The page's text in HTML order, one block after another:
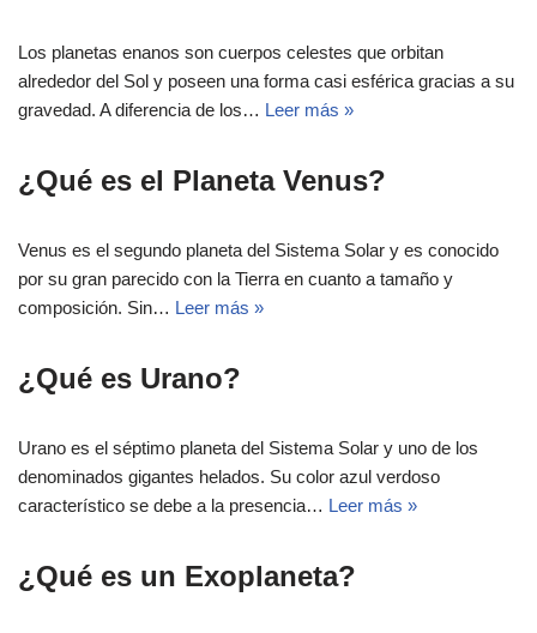
Los planetas enanos son cuerpos celestes que orbitan
alrededor del Sol y poseen una forma casi esférica gracias a su
gravedad. A diferencia de los… Leer más »
¿Qué es el Planeta Venus?
Venus es el segundo planeta del Sistema Solar y es conocido
por su gran parecido con la Tierra en cuanto a tamaño y
composición. Sin… Leer más »
¿Qué es Urano?
Urano es el séptimo planeta del Sistema Solar y uno de los
denominados gigantes helados. Su color azul verdoso
característico se debe a la presencia… Leer más »
¿Qué es un Exoplaneta?